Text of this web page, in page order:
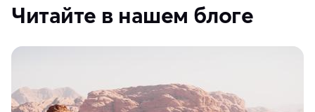
Читайте в нашем блоге